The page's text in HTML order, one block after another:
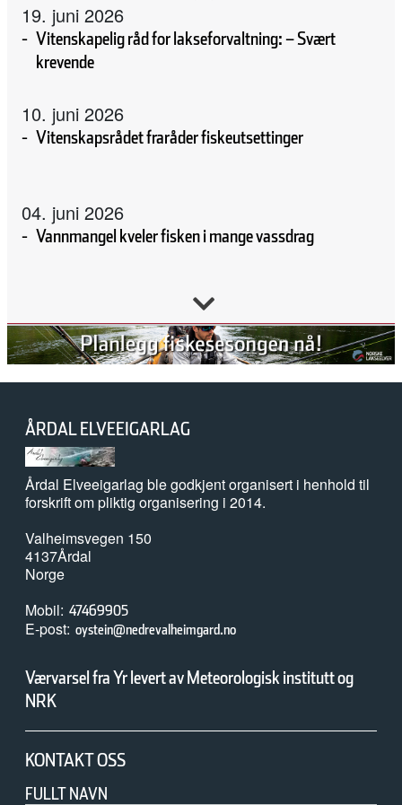
19. juni 2026
Vitenskapelig råd for lakseforvaltning: – Svært
krevende
10. juni 2026
Vitenskapsrådet fraråder fiskeutsettinger
04. juni 2026
Vannmangel kveler fisken i mange vassdrag
Forskning, kunnskap, handling
Tanaelva: Nesten all laks dør før de kommer ut av elva
20. mai 2026
Naturvernforbundet i Stjørdal og Meråker arrangerer
naturgledetur på Hellstranda
07. mai 2026
Årets overvåking av lakselus er i gang
07. mai 2026
Slik kartlegges unglaksens utvandring
ÅRDAL ELVEEIGARLAG
Årdal Elveeigarlag ble godkjent organisert i henhold til
forskrift om pliktig organisering i 2014.
Valheimsvegen 150
4137Årdal
Norge
Mobil 47469905
E-post oystein@nedrevalheimgard.no
Værvarsel fra Yr levert av Meteorologisk institutt og
NRK
KONTAKT OSS
FULLT NAVN